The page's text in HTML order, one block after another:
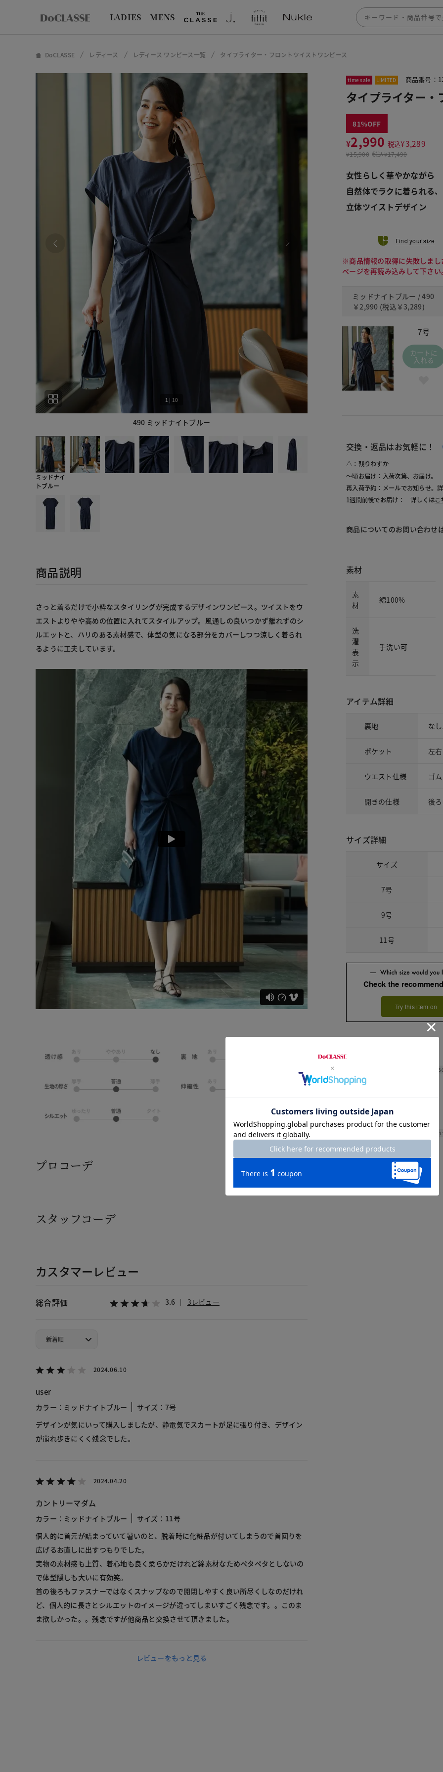
LADIES MENS
DoCLASSE レディース レディース ワンピース一覧 タイプライター・フロントツイストワンピース
490 ミッドナイトブルー
1 | 10
ミッドナイ
トブルー
商品説明
さっと着るだけで小粋なスタイリングが完成するデザインワンピース。ツイストをウ
エストよりやや高めの位置に入れてスタイルアップ。風通しの良いつかず離れずのシ
ルエットと、ハリのある素材感で、体型の気になる部分をカバーしつつ涼しく着られ
るように工夫しています。
プロコーデ
スタッフコーデ
カスタマーレビュー
総合評価 3.6 3レビュー
2024.06.10
user
カラー：ミッドナイトブルー
サイズ：7号
デザインが気にいって購入しましたが、静電気でスカートが足に張り付き、デザイン
が崩れ歩きにくく残念でした。
2024.04.20
カントリーマダム
カラー：ミッドナイトブルー
サイズ：11号
個人的に首元が詰まっていて暑いのと、脱着時に化粧品が付いてしまうので首回りを
広げるお直しに出すつもりでした。
実物の素材感も上質、着心地も良く柔らかだけれど綿素材なためペタペタとしないの
で体型隠しも大いに有効笑。
首の後ろもファスナーではなくスナップなので開閉しやすく良い所尽くしなのだけれ
ど、個人的に長さとシルエットのイメージが違ってしまいすごく残念です。。このま
ま欲しかった。。残念ですが他商品と交換させて頂きました。
レビューをもっと見る
time sale LIMITED 商品番号：
タイプライター
81
¥2,990 税込¥3,289
¥15,900 税込¥17,490
女性らしく華やかながら
自然体でラクに着られる、
立体ツイストデザイン
Find your size
※商品情報の取得に失敗しまし
ページを再読み込みして下さい。
ミッドナイトブルー / 490
￥2,990 (税込 ￥3,289)
7号
カートに
入れる
交換・返品はお気軽に！
△：残りわずか
～頃お届け：入荷次第、お届け。
再入荷予約：メールでお知らせ。
1週間前後でお届け： 詳しくはこ
商品についてのお問い合わせ
素材
素
材
綿100%
洗
濯
表
示
手洗い可
アイテム詳細
裏地 なし
ポケット 左
ウエスト仕様 ゴム
開きの仕様 後ろ
サイズ詳細
サイズ
7号
9号
11号
Check the
Try this item on